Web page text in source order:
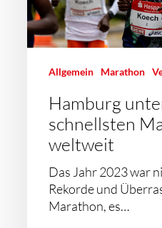
Allgemein Marathon
Hamburg
schnellsten
weltweit
Das Jahr 2023 war
Rekorde und
Marathon, es…